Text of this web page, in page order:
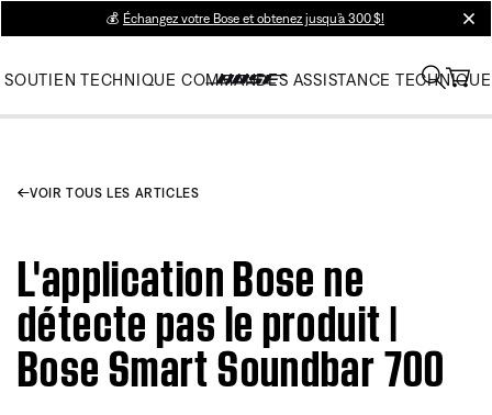
💰 Échangez votre Bose et obtenez jusqu’à 300 $!
SOUTIEN TECHNIQUE COMMANDES ASSISTANCE TECHNIQUE
VOIR TOUS LES ARTICLES
L'application Bose ne
détecte pas le produit |
Bose Smart Soundbar 700